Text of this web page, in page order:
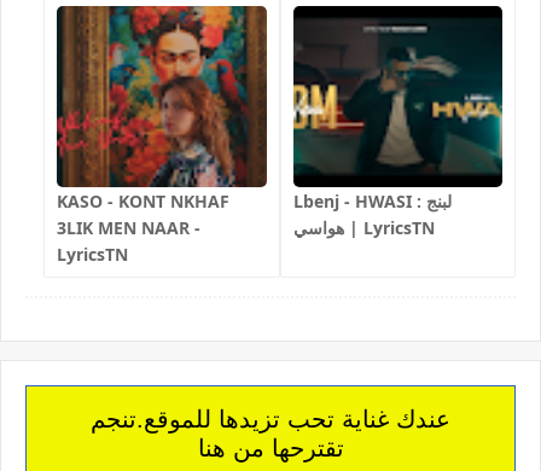
KASO - KONT NKHAF
3LIK MEN NAAR -
LyricsTN
Lbenj - HWASI لبنج :
هواسي | LyricsTN
عندك غناية تحب تزيدها للموقع.تنجم
تقترحها من هنا